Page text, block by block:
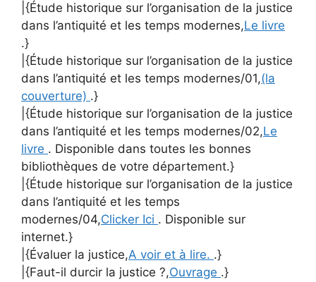
|{Étude historique sur l’organisation de la justice
dans l’antiquité et les temps modernes,Le livre
.}
|{Étude historique sur l’organisation de la justice
dans l’antiquité et les temps modernes/01,(la
couverture) .}
|{Étude historique sur l’organisation de la justice
dans l’antiquité et les temps modernes/02,Le
livre . Disponible dans toutes les bonnes
bibliothèques de votre département.}
|{Étude historique sur l’organisation de la justice
dans l’antiquité et les temps
modernes/04,Clicker Ici . Disponible sur
internet.}
|{Évaluer la justice,A voir et à lire. .}
|{Faut-il durcir la justice ?,Ouvrage .}